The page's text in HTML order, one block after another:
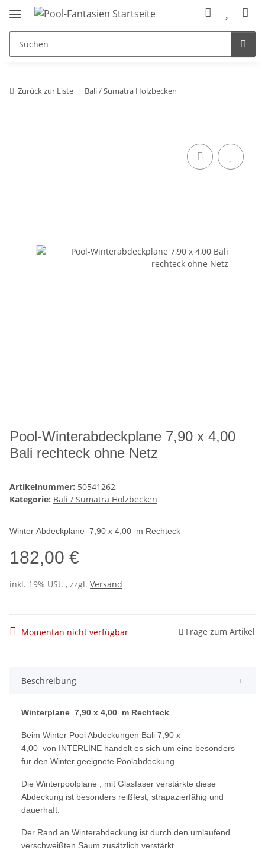
Zurück zur Liste Bali / Sumatra Holzbecken
Pool-Winterabdeckplane 7,90 x 4,00
Bali rechteck ohne Netz
Artikelnummer: 50541262
Kategorie: Bali / Sumatra Holzbecken
Winter Abdeckplane 7,90 x 4,00 m Rechteck
182,00 €
inkl. 19% USt. , zzgl. Versand
Momentan nicht verfügbar Frage zum Artikel
Beschreibung
Winterplane 7,90 x 4,00 m Rechteck
Beim Winter Pool Abdeckungen Bali 7,90 x
4,00 von INTERLINE handelt es sich um eine besonders
für den Winter geeignete Poolabdeckung.
Die Winterpoolplane , mit Glasfaser verstärkte diese
Abdeckung ist besonders reißfest, strapazierfähig und
dauerhaft.
Der Rand an Winterabdeckung ist durch den umlaufend
verschweißten Saum zusätzlich verstärkt.